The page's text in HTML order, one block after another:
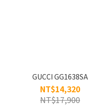
GUCCI GG1638SA
NT$14,320
NT$17,900